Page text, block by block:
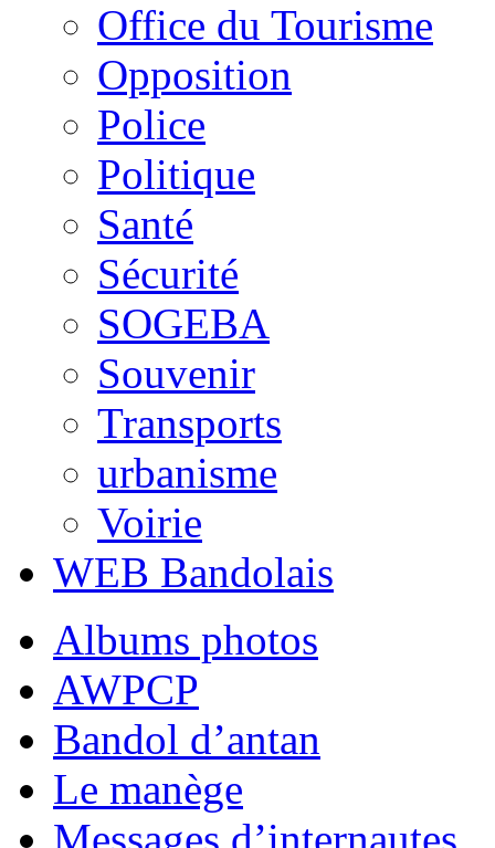
Office du Tourisme
Opposition
Police
Politique
Santé
Sécurité
SOGEBA
Souvenir
Transports
urbanisme
Voirie
WEB Bandolais
Albums photos
AWPCP
Bandol d’antan
Le manège